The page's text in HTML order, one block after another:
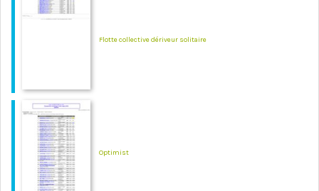
Flotte collective dériveur solitaire
Optimist